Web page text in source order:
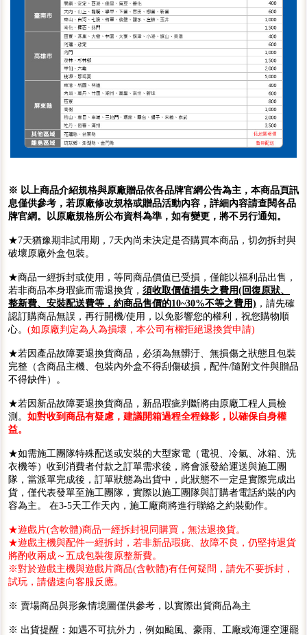
※ 以上商品介紹規格與原廠贈品依各品牌官網公告為主，本商品頁訊
息僅供參考，若原廠修改規格或贈品活動內容，詳細內容請查閱各品
牌官網。以原廠規格所公布資料為準，如有變更，將不另行通知。
★7天猶豫期非試用期，7天內尚未決定是否購買本商品，切勿拆封與
破壞原廠外盒包裝。
★商品一經拆封或使用，等同商品價值已受損，僅能以福利品出售，
若非商品本身瑕疵而需退換貨， 須收取價值損失之費用(回復原狀、
整新費、安裝配送費等，約商品售價的10~30%不等之費用) ，請先確
認訂購商品無誤，再行開機/使用，以免影響您的權利，祝您購物順
心。 (如原廠判定為人為損壞，本公司有權拒絕退換貨申請)
★若因產品故障要退換貨商品，必須為無髒汙、無損傷之狀態且包裝
完整（含商品主機、包裝內外盒不得刮傷破損，配件/隨附文件與贈品
不得缺件）。
★若因新品故障要退換貨商品，新品瑕疵判斷將由原廠工程人員檢
測。 如對收到商品有疑慮，建議開箱過程全程錄影，以確保自身權
益。
★如需施工團隊特殊配送或安裝的大型家電（電視、冷氣、冰箱、洗
衣機等）收到消費者付款之訂單需求後，將會派發給運送與施工團
隊，當派單完成後，訂單狀態為出貨中，此狀態不一定是實際完成出
貨，僅代表發單至施工團隊，實際以施工團隊與訂購者電話約裝的內
容為主。 在3-5天工作天內，施工廠商將進行聯絡之約裝動作。
★遊戲片(含軟體)商品一經拆封視同購買，無法退換貨。
★遊戲主機與配件一經拆封，若非新品瑕疵、故障不良，仍堅持退貨
將酌收兩成～五成包裝復原整新費。
※對於遊戲主機與遊戲片商品(含軟體)有任何疑問，請先不要拆封，
試玩，請儘速向客服反應。
※ 賣場商品與形象情境圖僅供參考，以實際出貨商品為主
※ 出貨提醒：如遇不可抗外力，例如颱風、豪雨、工廠或海運空運罷